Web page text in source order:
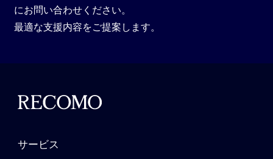
にお問い合わせください。
最適な支援内容をご提案します。
サービス